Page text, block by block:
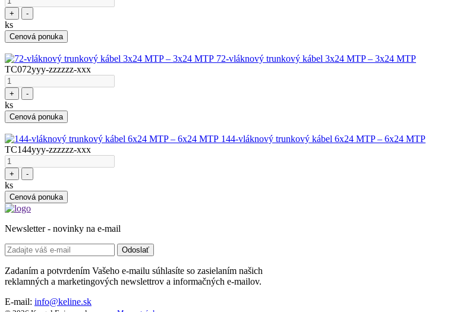
+ -
ks
Cenová ponuka
72-vláknový trunkový kábel 3x24 MTP – 3x24 MTP
TC072yyy-zzzzzz-xxx
+ -
ks
Cenová ponuka
144-vláknový trunkový kábel 6x24 MTP – 6x24 MTP
TC144yyy-zzzzzz-xxx
+ -
ks
Cenová ponuka
Newsletter - novinky na e-mail
Odoslať
Zadaním a potvrdením Vašeho e-mailu súhlasíte so zasielaním našich
reklamných a marketingových newslettrov a informačných e-mailov.
E-mail: info@keline.sk